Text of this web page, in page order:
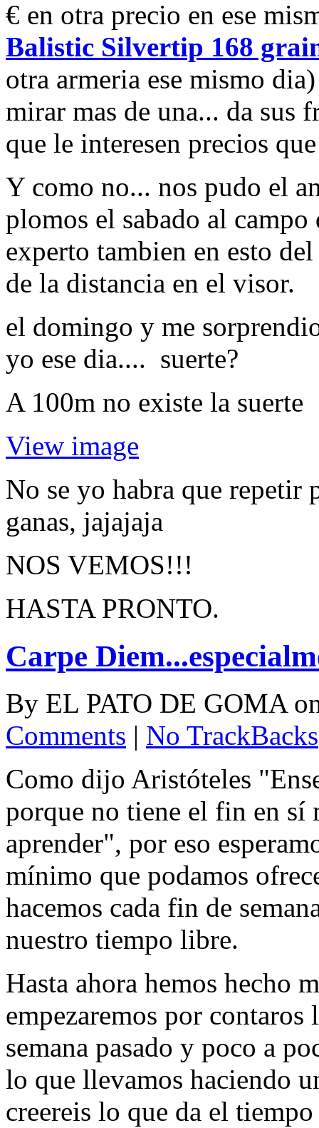
€ en otra precio en ese
Balistic Silvertip 168
otra armeria ese mismo
mirar mas de una... da sus
que le interesen precios
Y como no... nos pudo el
plomos el sabado al
experto tambien en esto
de la distancia en el visor.
el domingo y me
yo ese dia.... suerte?
A 100m no existe la suerte
View image
No se yo habra que repetir
ganas, jajajaja
NOS VEMOS!!!
HASTA PRONTO.
Carpe
By EL PATO DE GOMA
Comments | No TrackBacks
Como dijo Aristóteles
porque no tiene el fin en
aprender", por eso
mínimo que podamos
hacemos cada fin de
nuestro tiempo libre.
Hasta ahora hemos hecho
empezaremos por
semana pasado y poco a
lo que llevamos haciendo
creereis lo que da el